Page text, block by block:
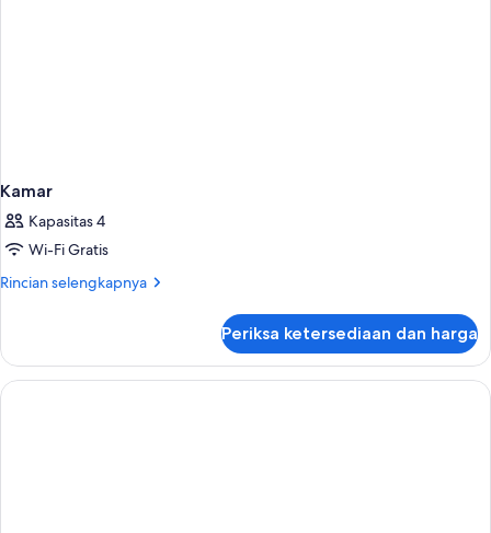
Kamar
Kapasitas 4
Wi-Fi Gratis
Rincian selengkapnya
Rincian
Kamar
Periksa ketersediaan dan harga